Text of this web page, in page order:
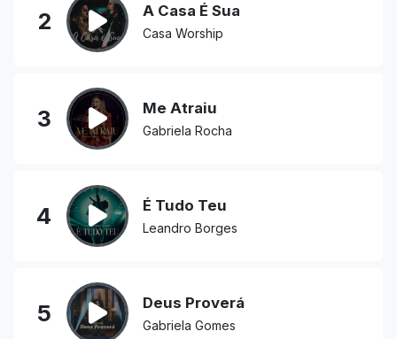
2 A Casa É Sua
Casa Worship
3 Me Atraiu
Gabriela Rocha
4 É Tudo Teu
Leandro Borges
5 Deus Proverá
Gabriela Gomes